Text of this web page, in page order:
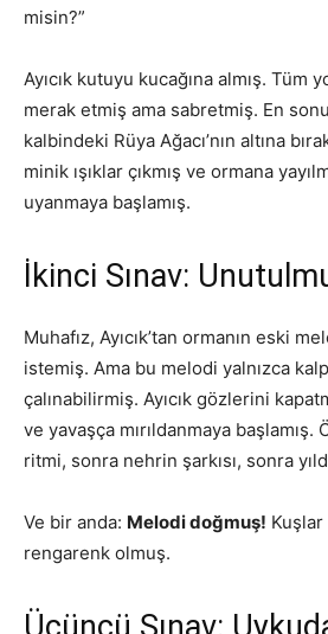
misin?”
Ayıcık kutuyu kucağına almış. Tüm
merak etmiş ama sabretmiş. En
kalbindeki Rüya Ağacı’nın altına
minik ışıklar çıkmış ve ormana
uyanmaya başlamış.
İkinci Sınav:
Muhafız, Ayıcık’tan ormanın eski
istemiş. Ama bu melodi yalnızca
çalınabilirmiş. Ayıcık gözlerini
ve yavaşça mırıldanmaya
ritmi, sonra nehrin şarkısı, sonra
Ve bir anda: Melodi doğmuş! Kuşlar
rengarenk olmuş.